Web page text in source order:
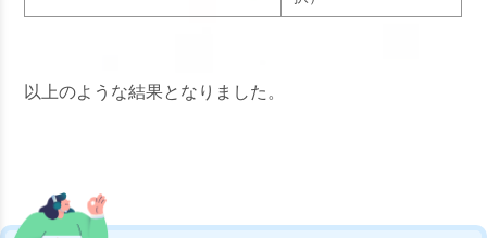
以上のような結果となりました。